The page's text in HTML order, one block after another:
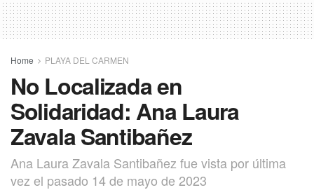
Home PLAYA DEL CARMEN
No Localizada en
Solidaridad: Ana Laura
Zavala Santibañez
Ana Laura Zavala Santibañez fue vista por última
vez el pasado 14 de mayo de 2023